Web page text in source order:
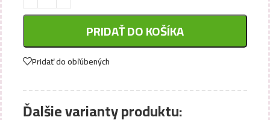
PRIDAŤ DO KOŠÍKA
Pridať do obľúbených
Ďalšie varianty produktu: